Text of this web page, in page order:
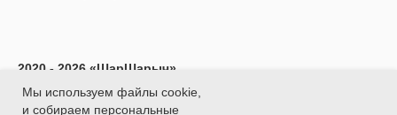
2020 - 2026 «ШарШарыч»
- Доставка воздушных
шаров в Ярославле.
Мы используем файлы cookie,
и собираем персональные